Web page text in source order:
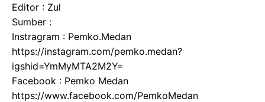
Editor : Zul
Sumber :
Instragram : Pemko.Medan
https://instagram.com/pemko.medan?
igshid=YmMyMTA2M2Y=
Facebook : Pemko Medan
https://www.facebook.com/PemkoMedan